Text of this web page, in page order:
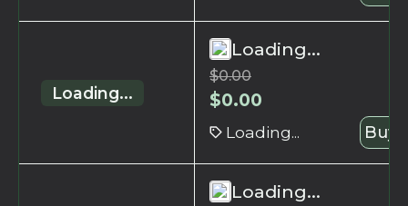
Loading...
Loading...
$0.00
$0.00
Loading... Buy
Loading...